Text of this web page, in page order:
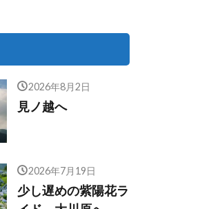
2026年8月2日
見ノ越へ
2026年7月19日
少し遅めの紫陽花ラ